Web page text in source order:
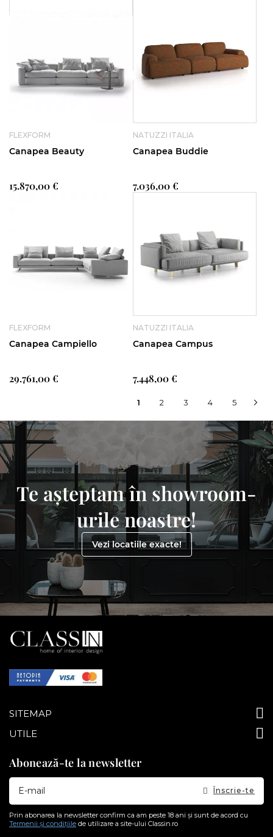
FLEXFORM
Canapea Beauty
15.870,00 €
NATUZZI ITALIA
Canapea Buddie
7.036,00 €
FLEXFORM
Canapea Campiello
29.761,00 €
NATUZZI ITALIA
Canapea Campus
7.448,00 €
In
acest
pagina
1 Pagina
2 Pagina
3 Pagina
4 Pagina
5
Te așteptam în showroom-
urile noastre!
Vezi locatiile exacte!
SITEMAP
UTILE
Abonează-te la newsletter
Doresc
primesc
pe
email
Înscrie-te
Prin abonarea la newsletter confirm ca am peste 18 ani și sunt de acord cu
Termenii și condițiile de utilizare a site-ului Classin.ro